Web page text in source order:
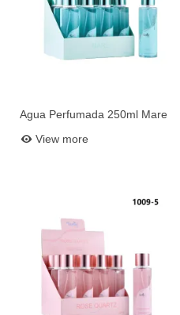
Agua Perfumada 250ml Mare
View more